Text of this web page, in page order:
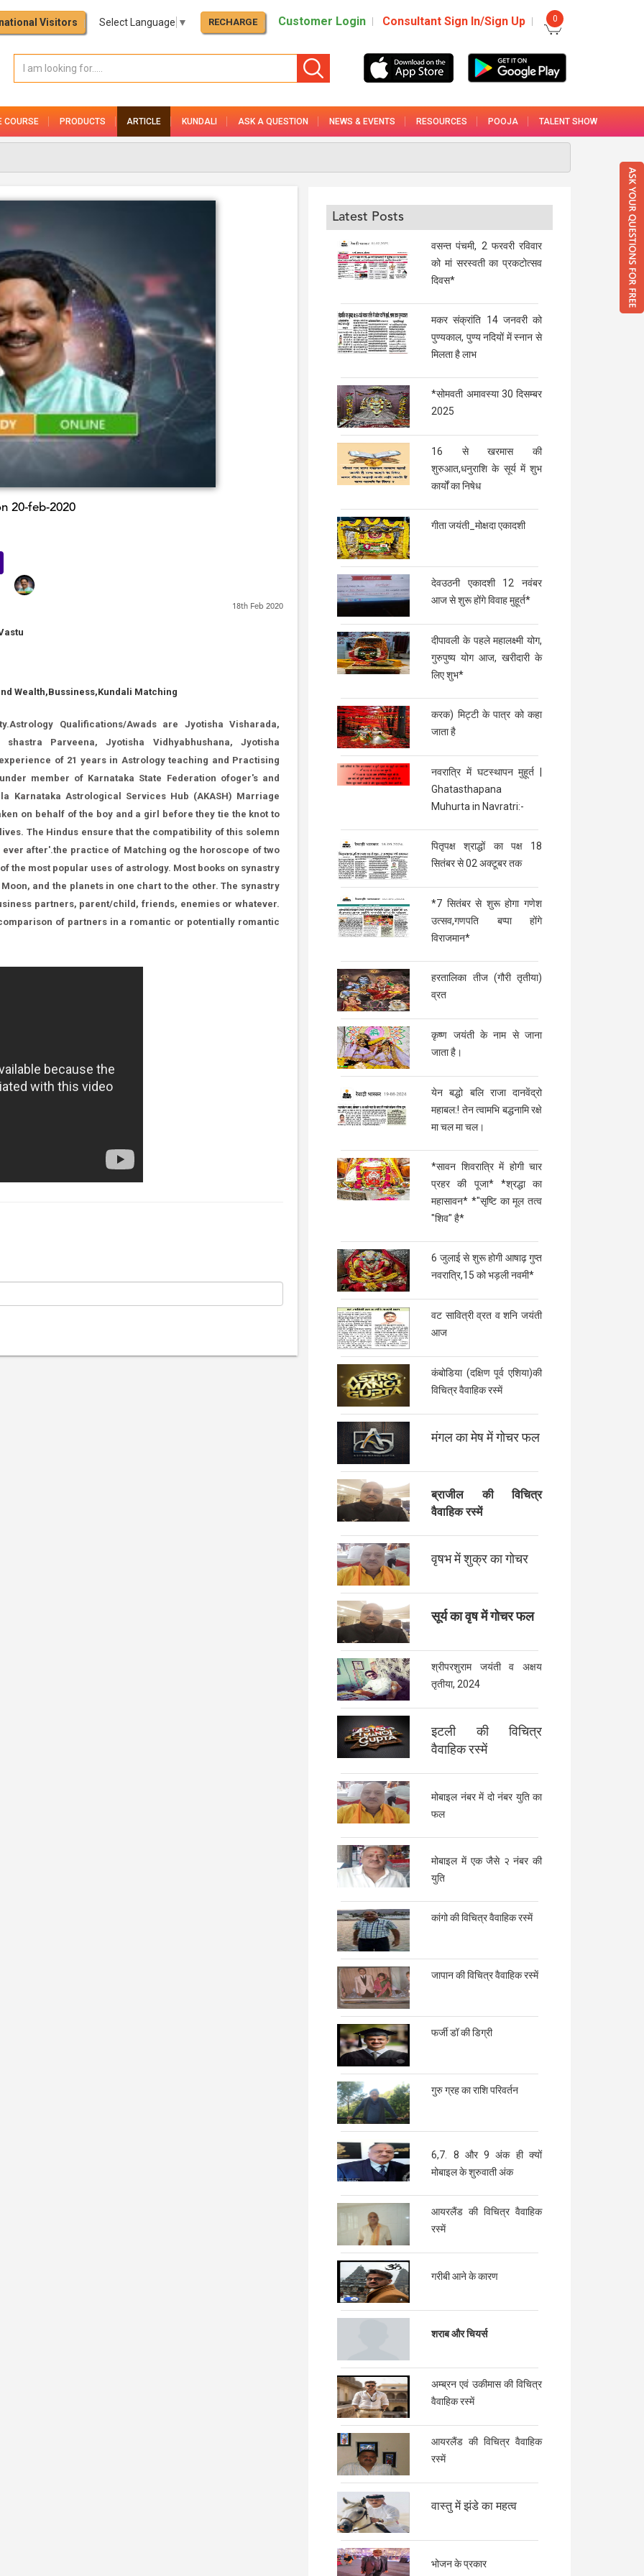
Visitors Select Language ▼ RECHARGE Customer Login Consultant Sign In/Sign Up 0
COURSE PRODUCTS ARTICLE KUNDALI ASK A QUESTION NEWS & EVENTS RESOURCES POOJA TALENT SHOW
20-feb-2020
18th Feb 2020
Wealth,Bussiness,Kundali Matching
Qualifications/Awads are Jyotisha Visharada,
Parveena, Jyotisha Vidhyabhushana, Jyotisha
of 21 years in Astrology teaching and Practising
member of Karnataka State Federation ofoger's and
Karnataka Astrological Services Hub (AKASH) Marriage
on behalf of the boy and a girl before they tie the knot to
The Hindus ensure that the compatibility of this solemn
after'.the practice of Matching og the horoscope of two
the most popular uses of astrology. Most books on synastry
and the planets in one chart to the other. The synastry
partners, parent/child, friends, enemies or whatever.
of partners in a romantic or potentially romantic
Latest Posts
वसन्त पंचमी, 2 फरवरी रविवार
को मां सरस्वती का प्रकटोत्सव
दिवस*
मकर संक्रांति 14 जनवरी को
पुण्यकाल, पुण्य नदियों में स्नान से
मिलता है लाभ
*सोमवती अमावस्या 30 दिसम्बर
2025
16 से खरमास की
शुरुआत,धनुराशि के सूर्य में शुभ
कार्यों का निषेध
गीता जयंती_मोक्षदा एकादशी
देवउठनी एकादशी 12 नवंबर
आज से शुरू होंगे विवाह मुहूर्त*
दीपावली के पहले महालक्ष्मी योग,
गुरुपुष्य योग आज, खरीदारी के
लिए शुभ*
करक) मिट्टी के पात्र को कहा
जाता है
नवरात्रि में घटस्थापन मुहूर्त |
Ghatasthapana
Muhurta in Navratri:-
पितृपक्ष श्राद्धों का पक्ष 18
सितंबर से 02 अक्टूबर तक
*7 सितंबर से शुरू होगा गणेश
उत्सव,गणपति बप्पा होंगे
विराजमान*
हरतालिका तीज (गौरी तृतीया)
व्रत
कृष्ण जयंती के नाम से जाना
जाता है।
येन बद्धो बलि राजा दानवेंद्रो
महाबल:! तेन त्वामभि बद्धनामि रक्षे
मा चल मा चल।
*सावन शिवरात्रि में होगी चार
प्रहर की पूजा* *श्रद्धा का
महासावन* *"सृष्टि का मूल तत्व
"शिव" है*
6 जुलाई से शुरू होगी आषाढ़ गुप्त
नवरात्रि,15 को भड़ली नवमी*
वट सावित्री व्रत व शनि जयंती
आज
कंबोडिया (दक्षिण पूर्व एशिया)की
विचित्र वैवाहिक रस्में
मंगल का मेष में गोचर फल
ब्राजील की विचित्र
वैवाहिक रस्में
वृषभ में शुक्र का गोचर
सूर्य का वृष में गोचर फल
श्रीपरशुराम जयंती व अक्षय
तृतीया, 2024
इटली की विचित्र
वैवाहिक रस्में
मोबाइल नंबर में दो नंबर युति का
फल
मोबाइल में एक जैसे २ नंबर की
युति
कांगो की विचित्र वैवाहिक रस्में
जापान की विचित्र वैवाहिक रस्में
फर्जी डॉ की डिग्री
गुरु ग्रह का राशि परिवर्तन
6,7. 8 और 9 अंक ही क्यों
मोबाइल के शुरुवाती अंक
आयरलैंड की विचित्र वैवाहिक
रस्में
गरीबी आने के कारण
शराब और चियर्स
अम्ब्रन एवं उकीमास की विचित्र
वैवाहिक रस्में
आयरलैंड की विचित्र वैवाहिक
रस्में
वास्तु में झंडे का महत्व
भोजन के प्रकार